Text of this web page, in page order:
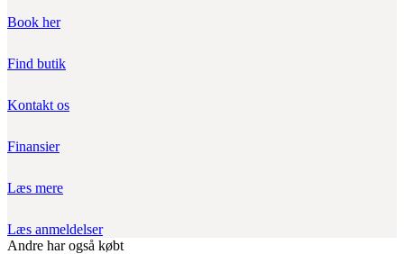
Book her
Find butik
Kontakt os
Finansier
Læs mere
Læs anmeldelser
Andre har også købt